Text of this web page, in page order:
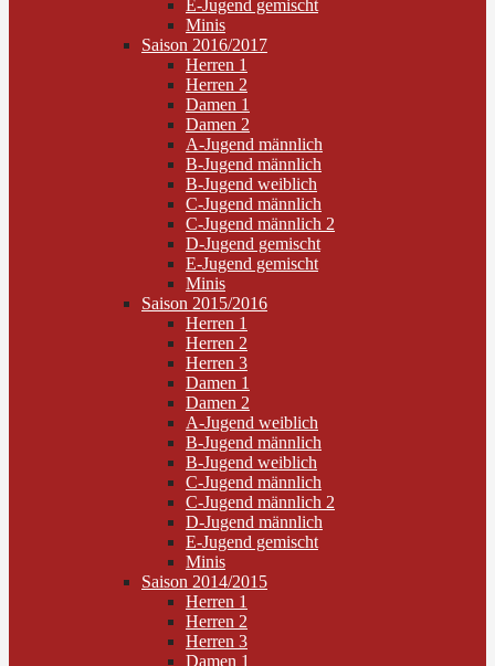
E-Jugend gemischt
Minis
Saison 2016/2017
Herren 1
Herren 2
Damen 1
Damen 2
A-Jugend männlich
B-Jugend männlich
B-Jugend weiblich
C-Jugend männlich
C-Jugend männlich 2
D-Jugend gemischt
E-Jugend gemischt
Minis
Saison 2015/2016
Herren 1
Herren 2
Herren 3
Damen 1
Damen 2
A-Jugend weiblich
B-Jugend männlich
B-Jugend weiblich
C-Jugend männlich
C-Jugend männlich 2
D-Jugend männlich
E-Jugend gemischt
Minis
Saison 2014/2015
Herren 1
Herren 2
Herren 3
Damen 1